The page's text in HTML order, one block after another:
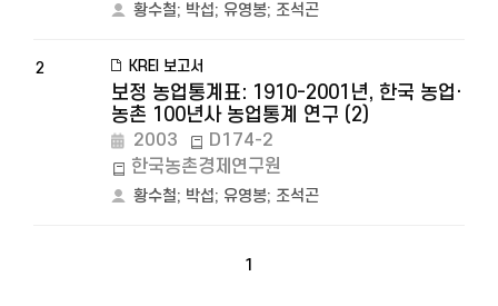
황수철; 박섭; 유영봉; 조석곤
2 KREI 보고서
보정 농업통계표: 1910-2001년, 한국 농업·
농촌 100년사 농업통계 연구 (2)
2003
D174-2
한국농촌경제연구원
황수철; 박섭; 유영봉; 조석곤
1